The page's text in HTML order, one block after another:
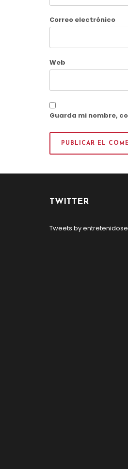
Correo electrónico
Web
Guarda mi nombre,
TWITTER
Tweets by